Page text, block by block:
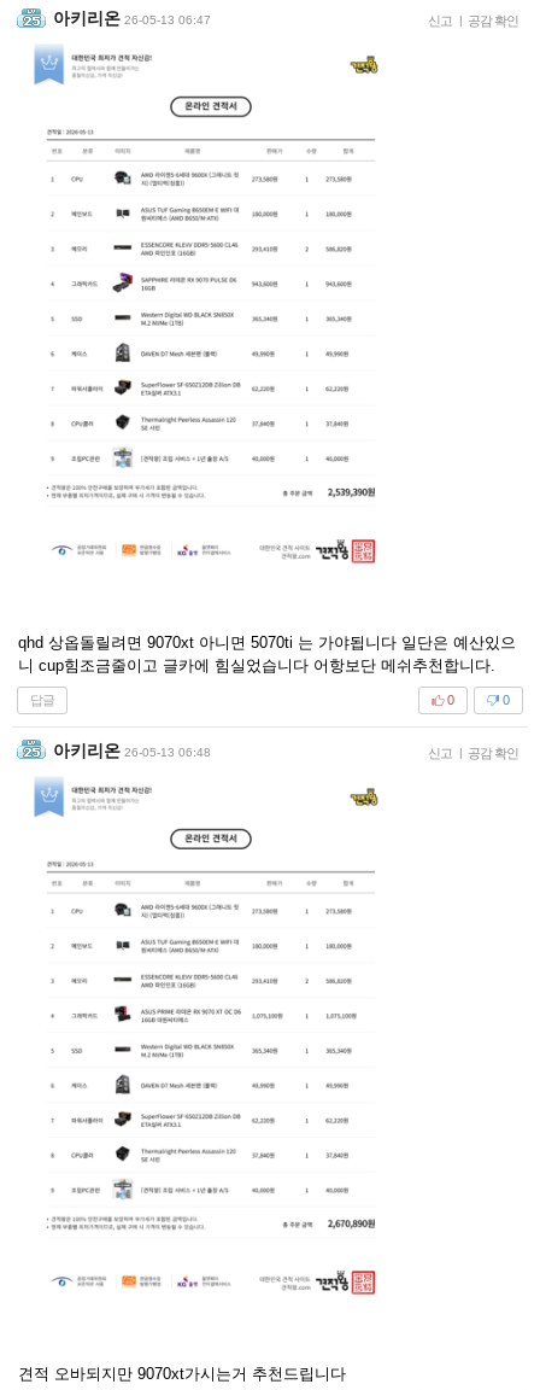
아키리온 26-05-13 06:47 신고 | 공감 확인
qhd 상옵돌릴려면 9070xt 아니면 5070ti 는 가야됩니다 일단은 예산있으
니 cup힘조금줄이고 글카에 힘실었습니다 어항보단 메쉬추천합니다.
답글 0
0
아키리온 26-05-13 06:48 신고 | 공감 확인
견적 오바되지만 9070xt가시는거 추천드립니다